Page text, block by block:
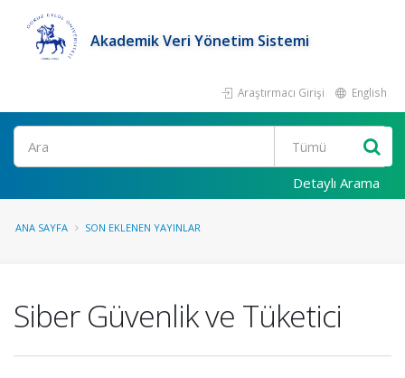
Akademik Veri Yönetim Sistemi
Araştırmacı Girişi English
Ara
Detaylı Arama
ANA SAYFA SON EKLENEN YAYINLAR
Siber Güvenlik ve Tüketici